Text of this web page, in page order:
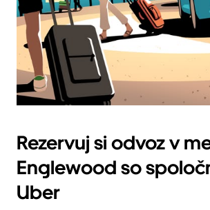
Rezervuj si odvoz v
Englewood so
Uber